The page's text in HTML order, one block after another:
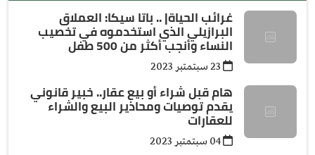
غرائب الحياة| .. باتا سيكا: العملاق
البرازيلي الذي استخدموه في تخصيب
النساء وأنجب أكثر من 500 طفل
هام قبل شراء أو بيع عقار.. خبير قانوني
يقدم توصيات ومحاذير البيع والشراء
للعقارات